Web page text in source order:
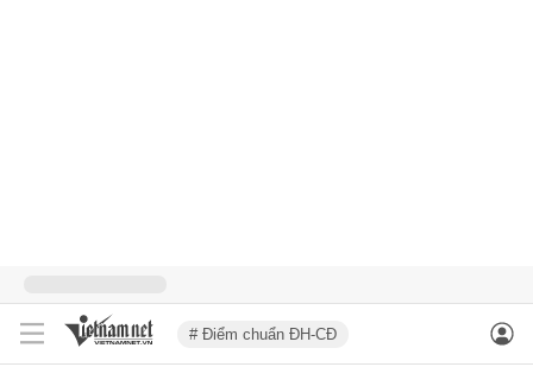
# Điểm chuẩn ĐH-CĐ